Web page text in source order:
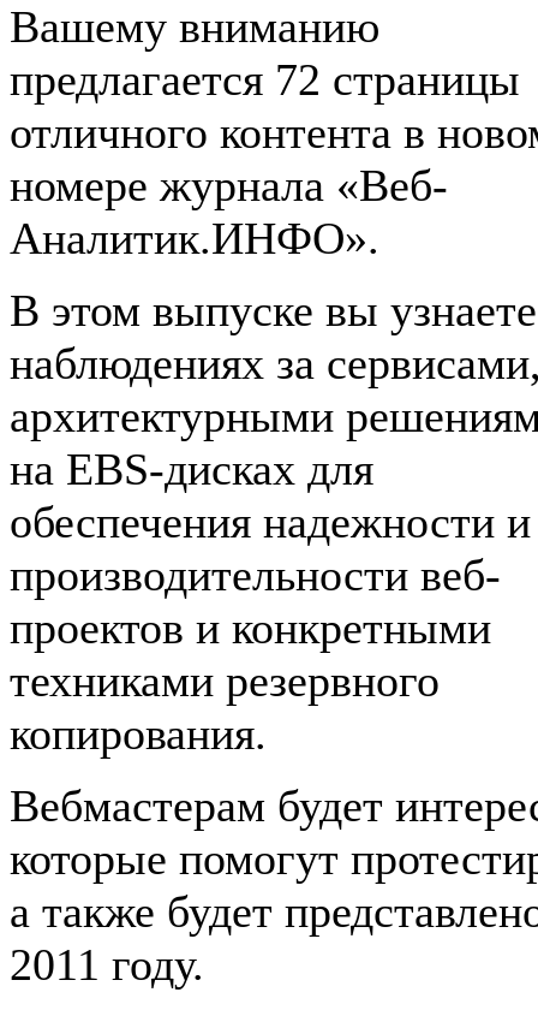
Вашему вниманию
предлагается 72 страницы
отличного контента в
номере журнала «Веб-
Аналитик.ИНФО».
В этом выпуске вы
наблюдениях за
архитектурными
на EBS-дисках для
обеспечения надежности и
производительности веб-
проектов и конкретными
техниками резервного
копирования.
Вебмастерам будет
которые помогут
а также будет
2011 году.